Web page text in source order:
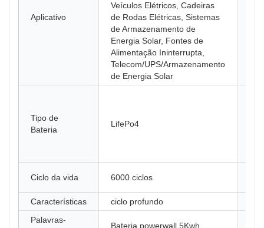
Aplicativo
Veículos Elétricos, Cadeiras
de Rodas Elétricas, Sistemas
de Armazenamento de
Energia Solar, Fontes de
Alimentação Ininterrupta,
Telecom/UPS/Armazenamento
de Energia Solar
Tipo de
Bateria
LifePo4
Ciclo da vida 6000 ciclos
Características
ciclo profundo
Palavras-
Bateria powerwall 5Kwh